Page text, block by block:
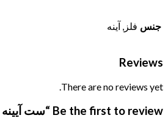
جنس فلز, آینه
Reviews
There are no reviews yet.
Be the first to review “ست آیینه شمعدن”